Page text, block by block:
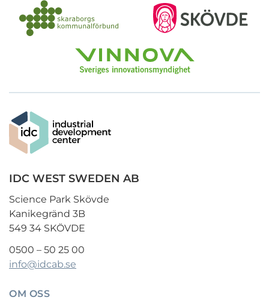
IDC WEST SWEDEN AB
Science Park Skövde
Kanikegränd 3B
549 34 SKÖVDE
0500 – 50 25 00
info@idcab.se
OM OSS